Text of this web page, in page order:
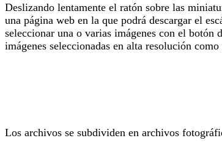
Deslizando lentamente el ratón sobre las
una página web en la que podrá descargar el
seleccionar una o varias imágenes con el botón
imágenes seleccionadas en alta resolución
Los archivos se subdividen en archivos